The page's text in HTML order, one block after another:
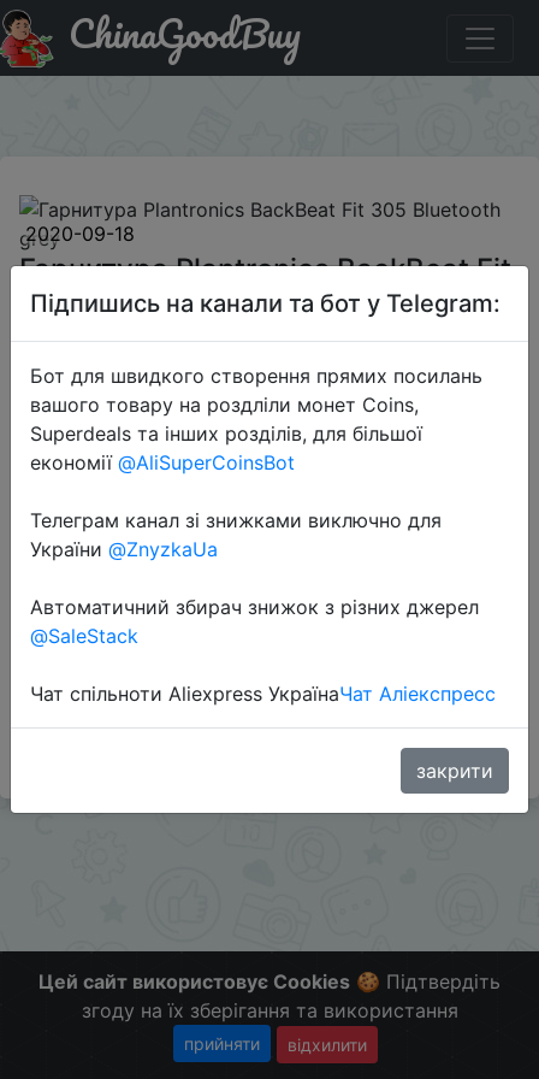
Акція на Гарнитура Plantronics BackBeat Fit 305
Bluetooth greyChinaGoodBuy
2020-09-18
Гарнитура Plantronics BackBeat Fit
305 Bluetooth grey
1799 руб.
Перейти до магазину
#Mts #RU
Больше скидок в telegramt.me/ChinaGoodBuy
Цей сайт використовує Cookies 🍪 Підтвердіть
згоду на їх зберігання та використання
прийняти відхилити
Підпишись на канали та бот у Telegram:
Бот для швидкого створення прямих посилань
вашого товару на роздліли монет Coins,
Superdeals та інших розділів, для більшої
економії @AliSuperCoinsBot
Телеграм канал зі знижками виключно для
України @ZnyzkaUa
Автоматичний збирач знижок з різних джерел
@SaleStack
Чат спільноти Aliexpress УкраїнаЧат Аліекспресс
закрити